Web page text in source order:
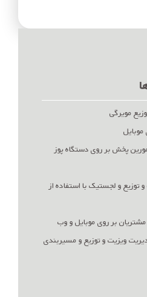
مویرگی
پخش بر روی دستگاه پوز
و لجستیک با استفاده از
بر روی موبایل و وب
ویزیت و توزیع و مسیربندی